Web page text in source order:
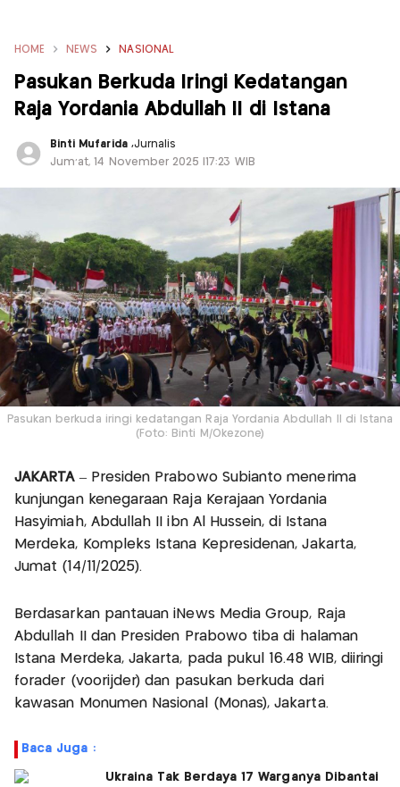
HOME NEWS NASIONAL
Pasukan Berkuda Iringi Kedatangan
Raja Yordania Abdullah II di Istana
Binti Mufarida ,Jurnalis
Jum'at, 14 November 2025 |17:23 WIB
Pasukan berkuda iringi kedatangan Raja Yordania Abdullah II di Istana
(Foto: Binti M/Okezone)
JAKARTA– Presiden Prabowo Subianto menerima
kunjungan kenegaraan Raja Kerajaan Yordania
Hasyimiah, Abdullah II ibn Al Hussein, di Istana
Merdeka, Kompleks Istana Kepresidenan, Jakarta,
Jumat (14/11/2025).
Berdasarkan pantauan iNews Media Group, Raja
Abdullah II dan Presiden Prabowo tiba di halaman
Istana Merdeka, Jakarta, pada pukul 16.48 WIB, diiringi
forader (voorijder) dan pasukan berkuda dari
kawasan Monumen Nasional (Monas), Jakarta.
Baca Juga :
Ukraina Tak Berdaya 17 Warganya Dibantai